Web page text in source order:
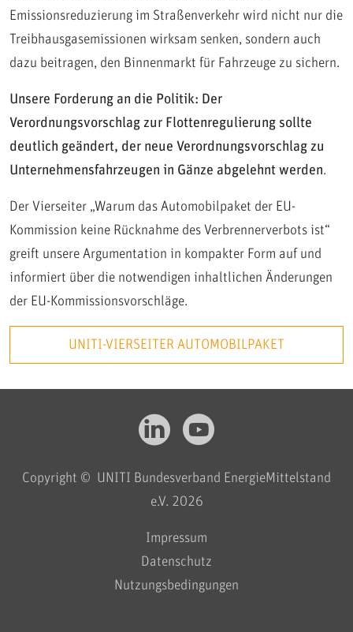
Emissionsreduzierung im Straßenverkehr wird nicht nur die
Treibhausgasemissionen wirksam senken, sondern auch
dazu beitragen, den Binnenmarkt für Fahrzeuge zu sichern.
Unsere Forderung an die Politik: Der
Verordnungsvorschlag zur Flottenregulierung sollte
deutlich geändert, der neue Verordnungs­vorschlag zu
Unternehmens­fahrzeugen in Gänze abgelehnt werden.
Der Vierseiter „Warum das Automobilpaket der EU-
Kommission keine Rücknahme des Verbrenner­verbots ist“
greift unsere Argumentation in kompakter Form auf und
informiert über die notwendigen inhaltlichen Änderungen
der EU-Kommissionsvorschläge.
UNITI-VIERSEITER AUTOMOBILPAKET
Copyright © UNITI Bundesverband EnergieMittelstand
e.V. 2026
Impressum
Datenschutz
Nutzungsbedingungen